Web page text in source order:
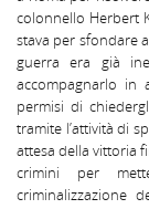
colonnello Herbert
stava per sfondare
guerra era già
accompagnarlo in
permisi di
tramite l’attività di
attesa della vittoria
crimini per
criminalizzazione